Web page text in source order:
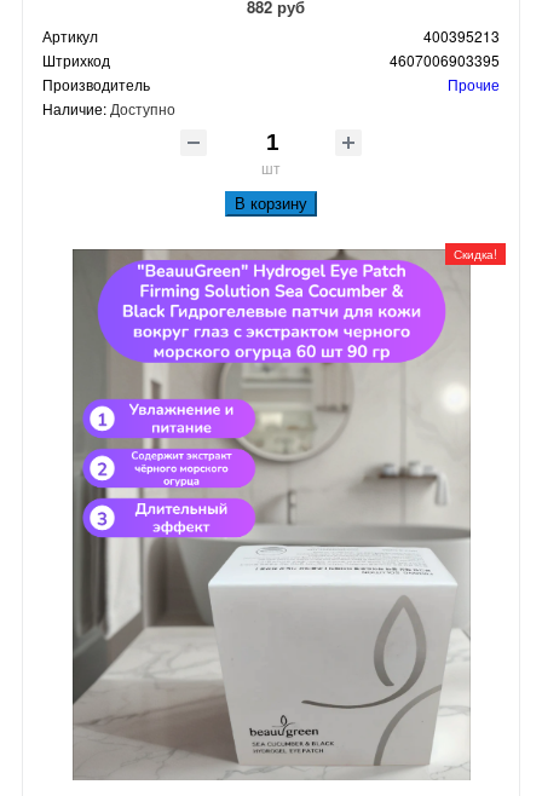
882 руб
Артикул
400395213
Штрихкод
4607006903395
Производитель
Прочие
Наличие: Доступно
шт
В корзину
Скидка!